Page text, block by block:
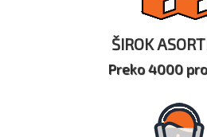
ŠIROK
Preko 4000